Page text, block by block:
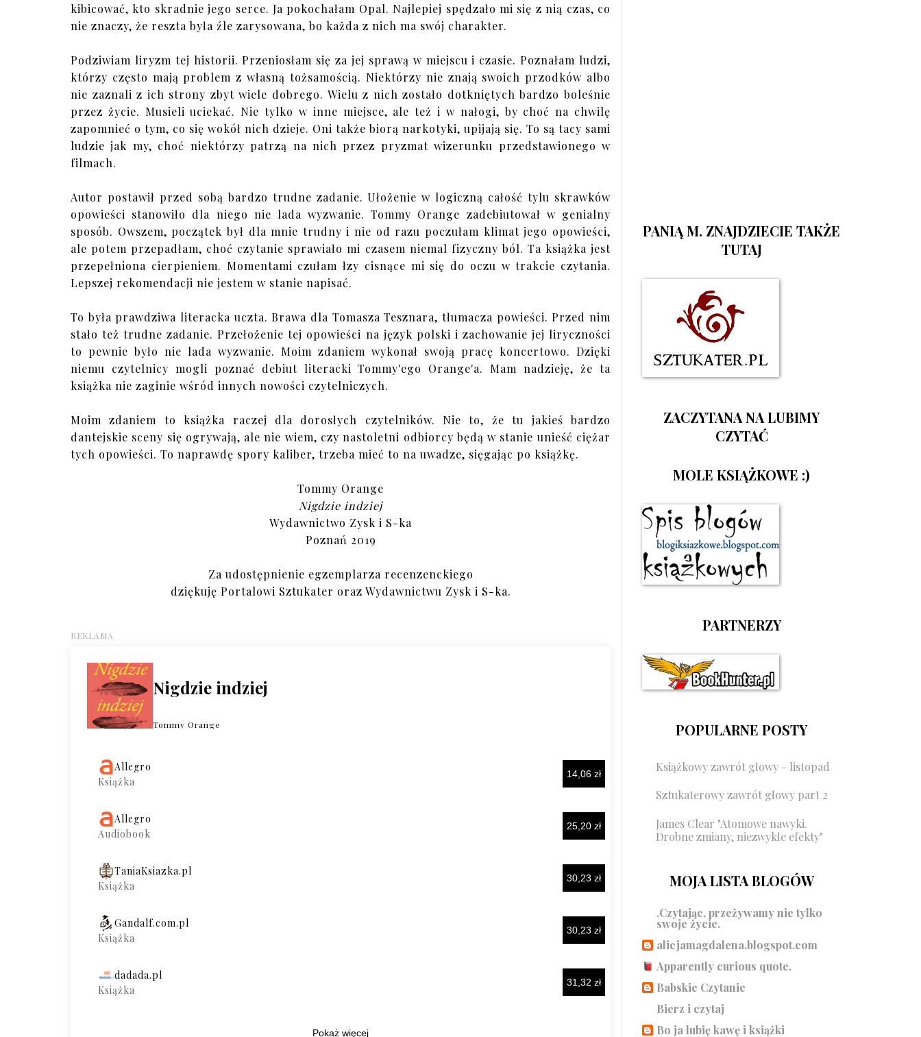
kibicować, kto skradnie jego serce. Ja pokochałam Opal. Najlepiej spędzało mi się z nią czas, co
nie znaczy, że reszta była źle zarysowana, bo każda z nich ma swój charakter.
Podziwiam liryzm tej historii. Przeniosłam się za jej sprawą w miejscu i czasie. Poznałam ludzi,
którzy często mają problem z własną tożsamością. Niektórzy nie znają swoich przodków albo
nie zaznali z ich strony zbyt wiele dobrego. Wielu z nich zostało dotkniętych bardzo boleśnie
przez życie. Musieli uciekać. Nie tylko w inne miejsce, ale też i w nałogi, by choć na chwilę
zapomnieć o tym, co się wokół nich dzieje. Oni także biorą narkotyki, upijają się. To są tacy sami
ludzie jak my, choć niektórzy patrzą na nich przez pryzmat wizerunku przedstawionego w
filmach.
Autor postawił przed sobą bardzo trudne zadanie. Ułożenie w logiczną całość tylu skrawków
opowieści stanowiło dla niego nie lada wyzwanie. Tommy Orange zadebiutował w genialny
sposób. Owszem, początek był dla mnie trudny i nie od razu poczułam klimat jego opowieści,
ale potem przepadłam, choć czytanie sprawiało mi czasem niemal fizyczny ból. Ta książka jest
przepełniona cierpieniem. Momentami czułam łzy cisnące mi się do oczu w trakcie czytania.
Lepszej rekomendacji nie jestem w stanie napisać.
To była prawdziwa literacka uczta. Brawa dla Tomasza Tesznara, tłumacza powieści. Przed nim
stało też trudne zadanie. Przełożenie tej opowieści na język polski i zachowanie jej liryczności
to pewnie było nie lada wyzwanie. Moim zdaniem wykonał swoją pracę koncertowo. Dzięki
niemu czytelnicy mogli poznać debiut literacki Tommy'ego Orange'a. Mam nadzieję, że ta
książka nie zaginie wśród innych nowości czytelniczych.
Moim zdaniem to książka raczej dla dorosłych czytelników. Nie to, że tu jakieś bardzo
dantejskie sceny się ogrywają, ale nie wiem, czy nastoletni odbiorcy będą w stanie unieść ciężar
tych opowieści. To naprawdę spory kaliber, trzeba mieć to na uwadze, sięgając po książkę.
Tommy Orange
Nigdzie indziej
Wydawnictwo Zysk i S-ka
Poznań 2019
Za udostępnienie egzemplarza recenzenckiego
dziękuję Portalowi Sztukater oraz Wydawnictwu Zysk i S-ka.
PANIĄ M. ZNAJDZIECIE TAKŻE
TUTAJ
ZACZYTANA NA LUBIMY
CZYTAĆ
MOLE KSIĄŻKOWE :)
PARTNERZY
POPULARNE POSTY
Książkowy zawrót głowy - listopad
Sztukaterowy zawrót głowy part 2
James Clear "Atomowe nawyki.
Drobne zmiany, niezwykłe efekty"
MOJA LISTA BLOGÓW
.Czytając, przeżywamy nie tylko
swoje życie.
alicjamagdalena.blogspot.com
Apparently curious quote.
Babskie Czytanie
Bierz i czytaj
Bo ja lubię kawę i książki